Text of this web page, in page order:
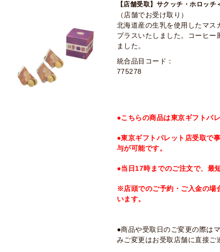
【店舗受取】サクッチ・ホロッ
（店舗でお受け取り）
北海道産の生乳を使用したマ
プラスいたしました。コーヒ
ました。
統合品目コード：
775278
●こちらの商品は東京ギフトパ
●東京ギフトパレット店受取で
与が可能です。
●当日17時までのご注文で、最
※店頭でのご予約・ご入金の場
います。
●商品や受取日のご変更の際は
みご変更はお受取店舗に直接ご